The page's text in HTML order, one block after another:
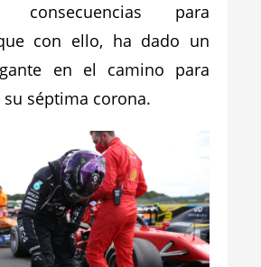
consecuencias para
con ello, ha dado un
en el camino para
su séptima corona.